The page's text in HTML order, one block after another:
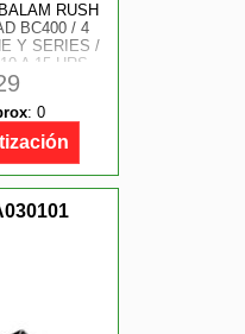
RUSH
BC400 / 4
Y SERIES /
A 15 HRS
/ BR-
: 0